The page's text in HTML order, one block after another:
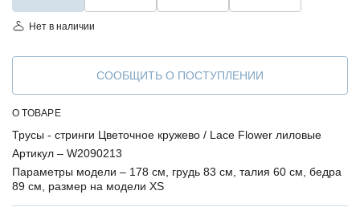
Нет в наличии
СООБЩИТЬ О ПОСТУПЛЕНИИ
О ТОВАРЕ
Трусы - стринги Цветочное кружево / Lace Flower лиловые
Артикул – W2090213
Параметры модели – 178 см, грудь 83 см, талия 60 см, бедра
89 см, размер на модели XS